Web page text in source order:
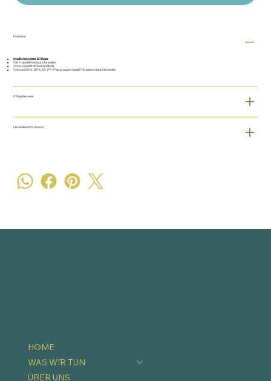
Material
medizinisches Silikon
100 % plastikfrei laut Hersteller
Ohne Kunststoffbestandteile
Frei von BPA, BPS, EA, PP, Polypropylen und Phthalaten laut Hersteller
Pflegehinweis
Herstellerinformation
HOME
WAS WIR TUN
ÜBER UNS